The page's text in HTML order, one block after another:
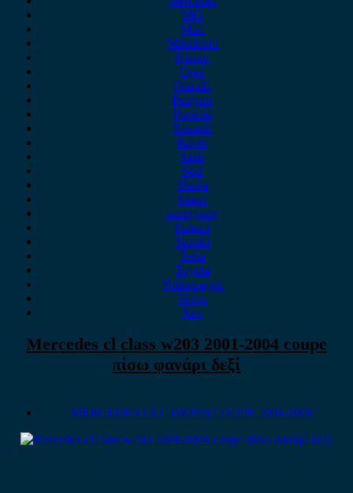
MG
Mini
Mitsubishi
Nissan
Opel
Omoda
Peugeot
Porsche
Renault
Rover
Saab
Seat
Skoda
Smart
ssangyong
Subaru
Suzuki
Tesla
Toyota
Volkswagen
Volvo
Xev
Mercedes cl class w203 2001-2004 coupe
πίσω φανάρι δεξί
MERCEDES CLC (W203) COUPE 2001-2008